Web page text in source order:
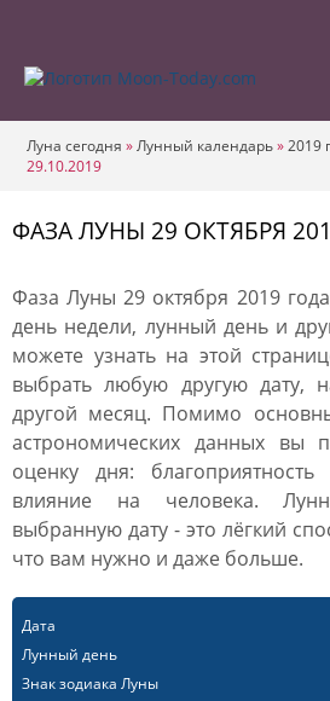
Луна сегодня »Лунный календарь»2019
29.10.2019
ФАЗА ЛУНЫ 29 ОКТЯБРЯ
Фаза Луны 29 октября 2019
день недели, лунный день и
можете узнать на этой
выбрать любую другую дату,
другой месяц. Помимо
астрономических данных вы
оценку дня:
влияние на человека.
выбранную дату - это лёгкий
что вам нужно и даже больше.
Дата
Лунный день
Знак зодиака Луны